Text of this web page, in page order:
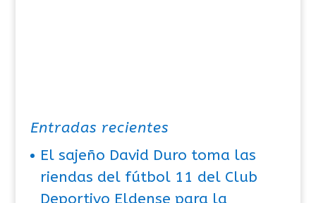
Entradas recientes
El sajeño David Duro toma las
riendas del fútbol 11 del Club
Deportivo Eldense para la